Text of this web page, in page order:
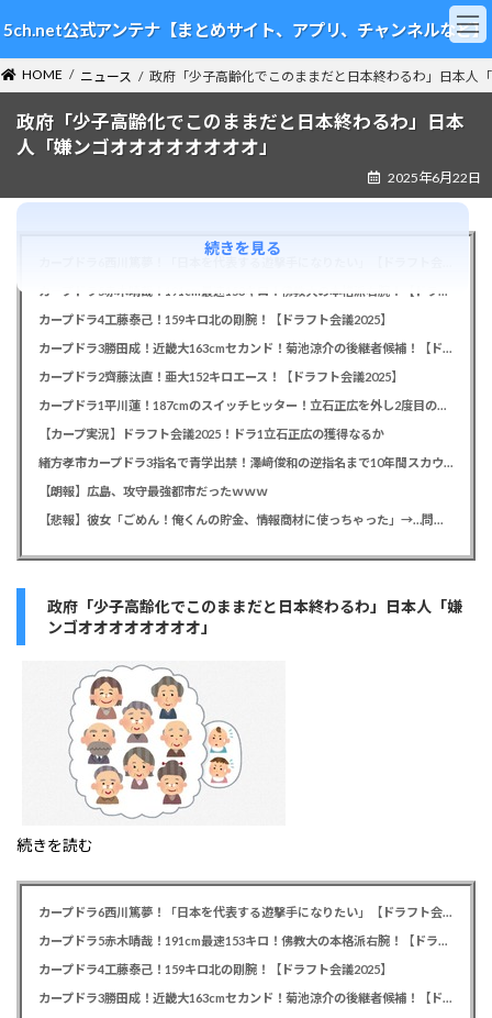
ン
テ
ン
ツ
ビ
ゲ
ー
シ
5ch.net公式アンテナ【まとめサイト、アプリ、チャンネルなど】
HOME ニュース 政府「少子高齢化でこのままだと日本終わるわ」日本人
政府「少子高齢化でこのままだと日本終わるわ」日本
人「嫌ンゴオオオオオオオオ」
2025年6月22日
カープドラ5赤木晴哉！191cm最速153キロ！佛教大の本格派右腕！【ドラフト会議2025】
カープドラ4工藤泰己！159キロ北の剛腕！【ドラフト会議2025】
カープドラ3勝田成！近畿大163cmセカンド！菊池涼介の後継者候補！【ドラフト会議2025】
カープドラ2齊藤汰直！亜大152キロエース！【ドラフト会議2025】
カープドラ1平川蓮！187cmのスイッチヒッター！立石正広を外し2度目の重複も新井監督がクジを引き当てる！【ドラフト会議2025】
【カープ実況】ドラフト会議2025！ドラ1立石正広の獲得なるか
緒方孝市カープドラ3指名で青学出禁！澤﨑俊和の逆指名まで10年間スカウト出禁
【朗報】広島、攻守最強都市だったｗｗｗ
【悲報】彼女「ごめん！俺くんの貯金、情報商材に使っちゃった」→…問い詰めたらギャン泣きされたんだが俺が悪いのか？
政府「少子高齢化でこのままだと日本終わるわ」日本人「嫌
ンゴオオオオオオオオ」
続きを読む
続きを見る
カープドラ6西川篤夢！「日本を代表する遊撃手になりたい」【ドラフト会議2025】
カープドラ5赤木晴哉！191cm最速153キロ！佛教大の本格派右腕！【ドラフト会議2025】
カープドラ4工藤泰己！159キロ北の剛腕！【ドラフト会議2025】
カープドラ3勝田成！近畿大163cmセカンド！菊池涼介の後継者候補！【ドラフト会議2025】